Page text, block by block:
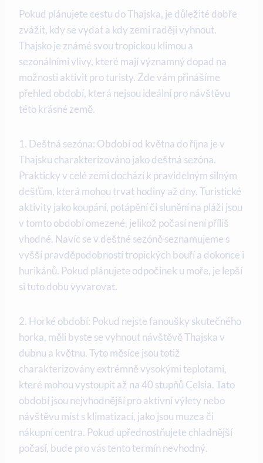
Pokud plánujete cestu do Thajska, je důležité dobře
zvážit, kdy se vydat a kdy zemi raději vyhnout.
Thajsko je známé svou tropickou klimou a
sezonálními vlivy, které mají významný dopad na
možnosti aktivit pro turisty. Zde vám přinášíme
přehled období, která nejsou ideální pro návštěvu
této krásné země.
1. Deštná sezóna: Období od května do října je v
Thajsku charakterizováno jako deštná sezóna.
Prakticky v celé zemi dochází k pravidelným silným
dešťům, která mohou trvat hodiny až dny. Turistické
aktivity jako koupání, potápění či slunění na pláži jsou
v tomto období omezené, jelikož počasí není příliš
vhodné. Navíc se v deštné sezóně seznamujeme s
vyšší pravděpodobností tropických bouří a dokonce i
hurikánů. Pokud plánujete odpočinek u moře, je lepší
si tuto dobu vyvarovat.
2. Horké období: Pokud nejste fanoušky skutečného
horka, měli byste se vyhnout návštěvě Thajska v
dubnu a květnu. Tyto měsíce jsou totiž
charakterizovány extrémně vysokými teplotami,
které mohou vystoupit až na 40 stupňů Celsia. Tato
období jsou nejvhodnější pro aktivní výlety nebo
návštěvu míst s klimatizací, jako jsou muzea či
nákupní centra. Pokud upřednostňujete chladnější
počasí, bude pro vás tento termín nevhodný.